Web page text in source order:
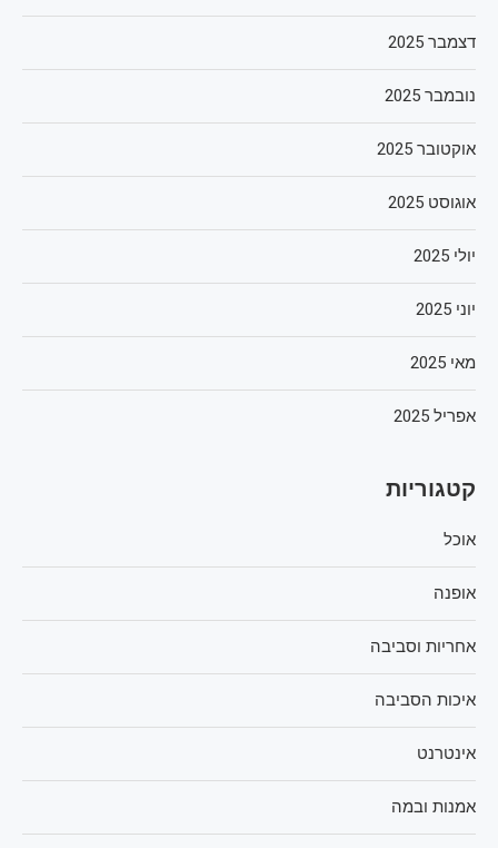
דצמבר 2025
נובמבר 2025
אוקטובר 2025
אוגוסט 2025
יולי 2025
יוני 2025
מאי 2025
אפריל 2025
קטגוריות
אוכל
אופנה
אחריות וסביבה
איכות הסביבה
אינטרנט
אמנות ובמה